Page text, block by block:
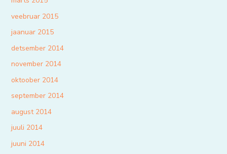
veebruar 2015
jaanuar 2015
detsember 2014
november 2014
oktoober 2014
september 2014
august 2014
juuli 2014
juuni 2014